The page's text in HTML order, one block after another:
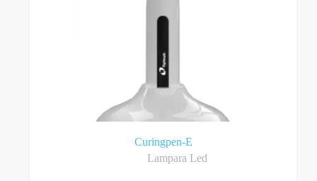
Curingpen-E
Lampara Led